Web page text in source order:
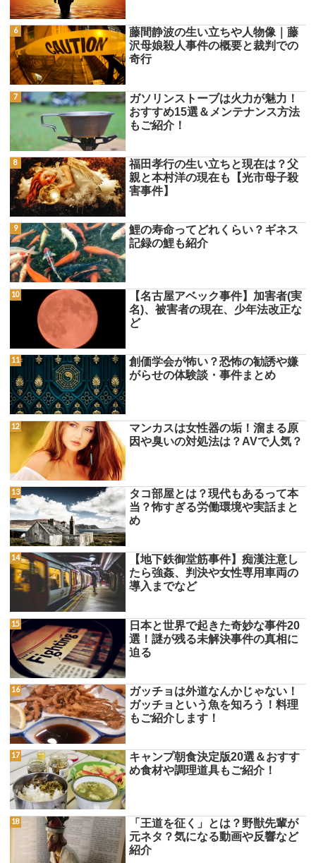
藤間静波の生い立ちや人物像｜藤
沢母娘殺人事件の概要と裁判での
奇行
ガソリンストーブは火力が魅力！
おすすめ15選＆メンテナンス方法
もご紹介！
福田孝行の生い立ちと現在は？父
親と本村洋の現在も【光市母子殺
害事件】
鯉の寿命ってどれくらい？ギネス
記録の鯉も紹介
【名古屋アベック事件】加害者(実
名)、被害者の現在、少年法改正な
ど
創価学会が怖い？恐怖の勧誘や嫌
がらせの体験談・事件まとめ
マンカスは女性器の垢！溜まる原
因や臭いの対処法は？AVで人気？
タコ部屋とは？現代もあるって本
当？怖すぎる労働環境や実話まと
め
【地下鉄御堂筋事件】痴漢注意し
たら強姦、判決や女性専用車両の
導入までなど
日本と世界で起きた奇妙な事件20
選！謎が残る未解決事件の真相に
迫る
ガッチョは外道なんかじゃない！
ガッチョという魚を知ろう！料理
もご紹介します！
キャンプ朝食決定版20選＆おすす
め食材や調理道具もご紹介！
「王道を征く」とは？野獣先輩が
元ネタ？気になる動画や反響など
紹介